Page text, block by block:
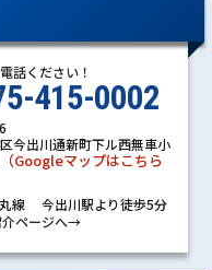
話ください！
415-0002
今出川通新町下ル西無車小
（Googleマップはこちら
線 今出川駅より徒歩5分
ページへ→